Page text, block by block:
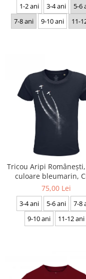
1-2 ani 3-4 ani
5-6
7-8 ani
9-10 ani 11-
Tricou Aripi
culoare bleumarin,
75,00 Lei
3-4 ani 5-6 ani
7-8
9-10 ani
11-12 ani